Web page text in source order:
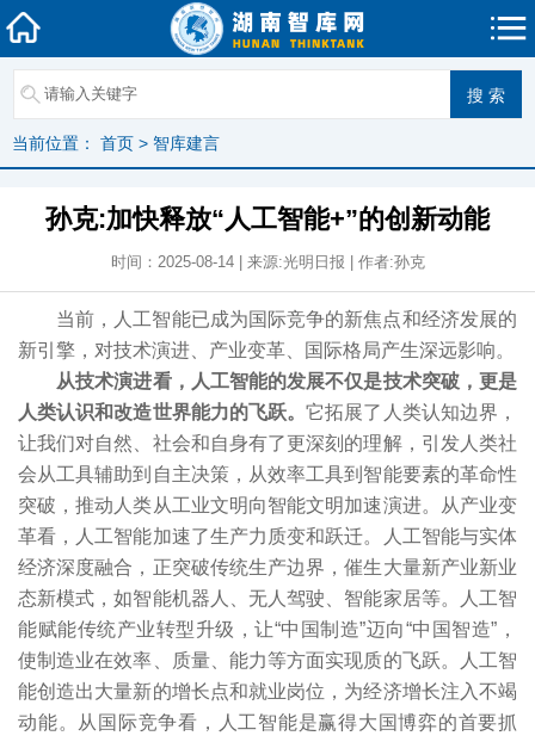
当前位置： 首页 > 智库建言
孙克:加快释放“人工智能+”的创新动能
时间：2025-08-14 | 来源:光明日报 | 作者:孙克
当前，人工智能已成为国际竞争的新焦点和经济发展的
新引擎，对技术演进、产业变革、国际格局产生深远影响。
从技术演进看，人工智能的发展不仅是技术突破，更是
人类认识和改造世界能力的飞跃。它拓展了人类认知边界，
让我们对自然、社会和自身有了更深刻的理解，引发人类社
会从工具辅助到自主决策，从效率工具到智能要素的革命性
突破，推动人类从工业文明向智能文明加速演进。从产业变
革看，人工智能加速了生产力质变和跃迁。人工智能与实体
经济深度融合，正突破传统生产边界，催生大量新产业新业
态新模式，如智能机器人、无人驾驶、智能家居等。人工智
能赋能传统产业转型升级，让“中国制造”迈向“中国智造”，
使制造业在效率、质量、能力等方面实现质的飞跃。人工智
能创造出大量新的增长点和就业岗位，为经济增长注入不竭
动能。从国际竞争看，人工智能是赢得大国博弈的首要抓